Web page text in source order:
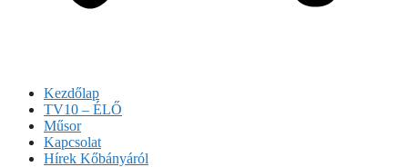
Kezdőlap
TV10 – ÉLŐ
Műsor
Kapcsolat
Hírek Kőbányáról